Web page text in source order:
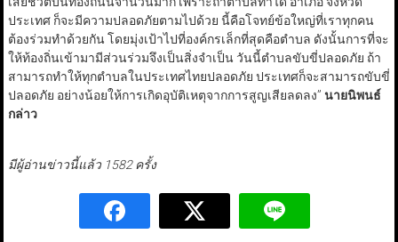
ประเทศ ก็จะมีความปลอดภัยตามไปด้วย นี้คือโจทย์ข้อใหญ่ที่เราทุกคน
ต้องร่วมทำด้วยกัน โดยมุ่งเป้าไปที่องค์กรเล็กที่สุดคือตำบล ดังนั้นการที่จะ
ให้ท้องถิ่นเข้ามามีส่วนร่วมจึงเป็นสิ่งจำเป็น วันนี้ตำบลขับขี่ปลอดภัย ถ้า
สามารถทำให้ทุกตำบลในประเทศไทยปลอดภัย ประเทศก็จะสามารถขับขี่
ปลอดภัย อย่างน้อยให้การเกิดอุบัติเหตุจากการสูญเสียลดลง” นายนิพนธ์
กล่าว
มีผู้อ่านข่าวนี้แล้ว 1582 ครั้ง